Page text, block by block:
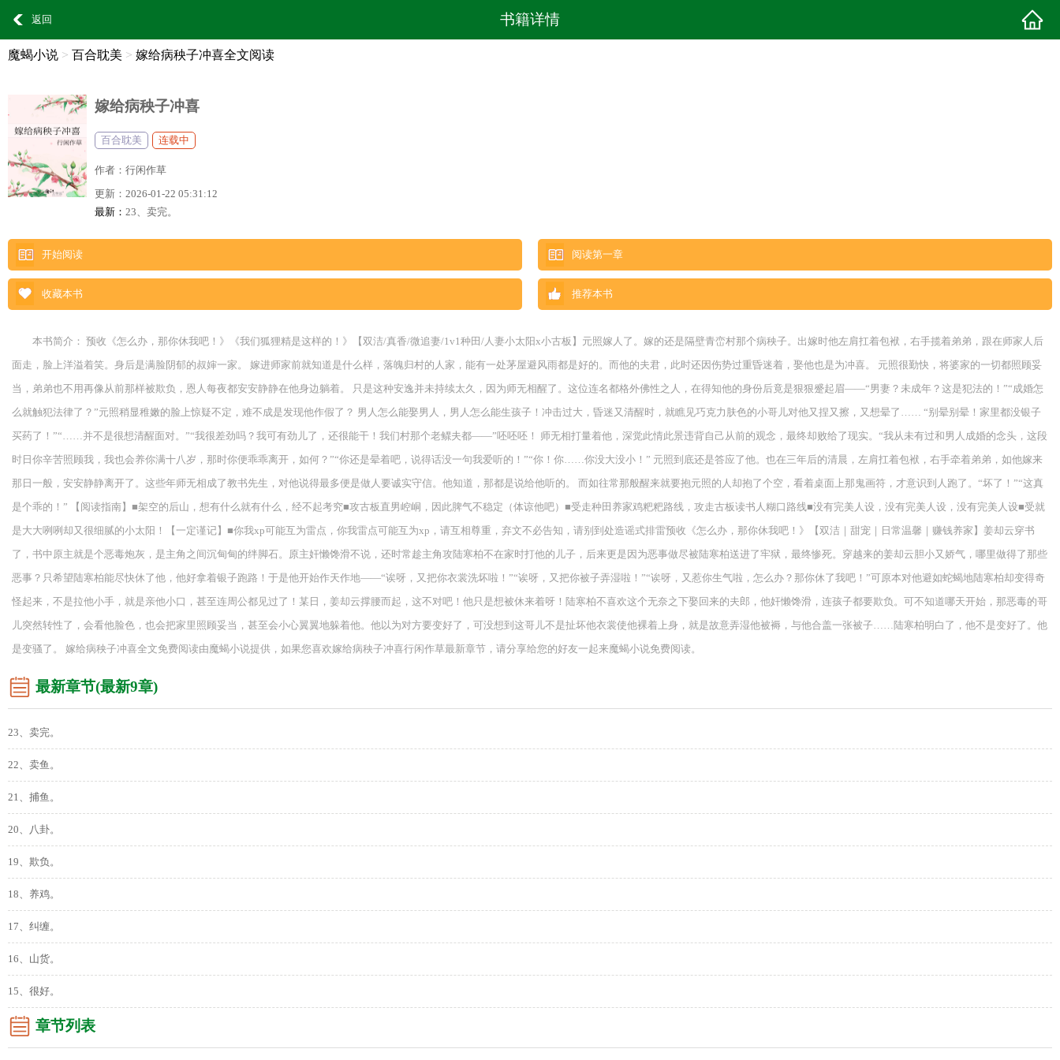
返回 书籍详情
魔蝎小说 > 百合耽美 > 嫁给病秧子冲喜全文阅读
嫁给病秧子冲喜
百合耽美 连载中
作者： 行闲作草
更新： 2026-01-22 05:31:12
最新： 23、卖完。
开始阅读 阅读第一章
收藏本书 推荐本书
本书简介： 预收《怎么办，那你休我吧！》《我们狐狸精是这样的！》【双洁/真香/微追妻/1v1种田/人妻小太阳x小古板】元照嫁人了。嫁的还是隔壁青峦村那个病秧子。出嫁时他左肩扛着包袱，右手揽着弟弟，跟在师家人后
面走，脸上洋溢着笑。身后是满脸阴郁的叔婶一家。 嫁进师家前就知道是什么样，落魄归村的人家，能有一处茅屋避风雨都是好的。而他的夫君，此时还因伤势过重昏迷着，娶他也是为冲喜。 元照很勤快，将婆家的一切都照顾妥
当，弟弟也不用再像从前那样被欺负，恩人每夜都安安静静在他身边躺着。 只是这种安逸并未持续太久，因为师无相醒了。这位连名都格外佛性之人，在得知他的身份后竟是狠狠蹙起眉——“男妻？未成年？这是犯法的！”“成婚怎
么就触犯法律了？”元照稍显稚嫩的脸上惊疑不定，难不成是发现他作假了？ 男人怎么能娶男人，男人怎么能生孩子！冲击过大，昏迷又清醒时，就瞧见巧克力肤色的小哥儿对他又捏又擦，又想晕了…… “别晕别晕！家里都没银子
买药了！”“……并不是很想清醒面对。”“我很差劲吗？我可有劲儿了，还很能干！我们村那个老鳏夫都——”呸呸呸！ 师无相打量着他，深觉此情此景违背自己从前的观念，最终却败给了现实。“我从未有过和男人成婚的念头，这段
时日你辛苦照顾我，我也会养你满十八岁，那时你便乖乖离开，如何？”“你还是晕着吧，说得话没一句我爱听的！”“你！你……你没大没小！” 元照到底还是答应了他。也在三年后的清晨，左肩扛着包袱，右手牵着弟弟，如他嫁来
那日一般，安安静静离开了。这些年师无相成了教书先生，对他说得最多便是做人要诚实守信。他知道，那都是说给他听的。 而如往常那般醒来就要抱元照的人却抱了个空，看着桌面上那鬼画符，才意识到人跑了。“坏了！”“这真
是个乖的！” 【阅读指南】■架空的后山，想有什么就有什么，经不起考究■攻古板直男崆峒，因此脾气不稳定（体谅他吧）■受走种田养家鸡粑粑路线，攻走古板读书人糊口路线■没有完美人设，没有完美人设，没有完美人设■受就
是大大咧咧却又很细腻的小太阳！【一定谨记】■你我xp可能互为雷点，你我雷点可能互为xp，请互相尊重，弃文不必告知，请别到处造谣式排雷预收《怎么办，那你休我吧！》【双洁｜甜宠｜日常温馨｜赚钱养家】姜却云穿书
了，书中原主就是个恶毒炮灰，是主角之间沉甸甸的绊脚石。原主奸懒馋滑不说，还时常趁主角攻陆寒柏不在家时打他的儿子，后来更是因为恶事做尽被陆寒柏送进了牢狱，最终惨死。穿越来的姜却云胆小又娇气，哪里做得了那些
恶事？只希望陆寒柏能尽快休了他，他好拿着银子跑路！于是他开始作天作地——“诶呀，又把你衣裳洗坏啦！”“诶呀，又把你被子弄湿啦！”“诶呀，又惹你生气啦，怎么办？那你休了我吧！”可原本对他避如蛇蝎地陆寒柏却变得奇
怪起来，不是拉他小手，就是亲他小口，甚至连周公都见过了！某日，姜却云撑腰而起，这不对吧！他只是想被休来着呀！陆寒柏不喜欢这个无奈之下娶回来的夫郎，他奸懒馋滑，连孩子都要欺负。可不知道哪天开始，那恶毒的哥
儿突然转性了，会看他脸色，也会把家里照顾妥当，甚至会小心翼翼地躲着他。他以为对方要变好了，可没想到这哥儿不是扯坏他衣裳使他裸着上身，就是故意弄湿他被褥，与他合盖一张被子……陆寒柏明白了，他不是变好了。他
是变骚了。 嫁给病秧子冲喜全文免费阅读由魔蝎小说提供，如果您喜欢嫁给病秧子冲喜行闲作草最新章节，请分享给您的好友一起来魔蝎小说免费阅读。
最新章节(最新9章)
23、卖完。
22、卖鱼。
21、捕鱼。
20、八卦。
19、欺负。
18、养鸡。
17、纠缠。
16、山货。
15、很好。
章节列表